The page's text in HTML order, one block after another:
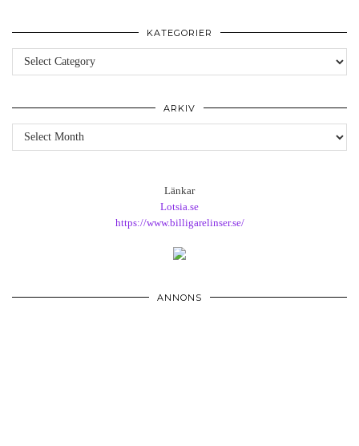
KATEGORIER
Kategorier
ARKIV
Arkiv
Länkar
Lotsia.se
https://www.billigarelinser.se/
ANNONS